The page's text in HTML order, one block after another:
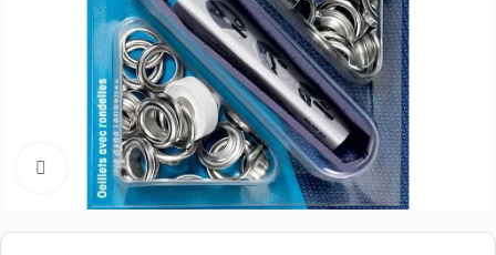
Cliquez pour aggrandir